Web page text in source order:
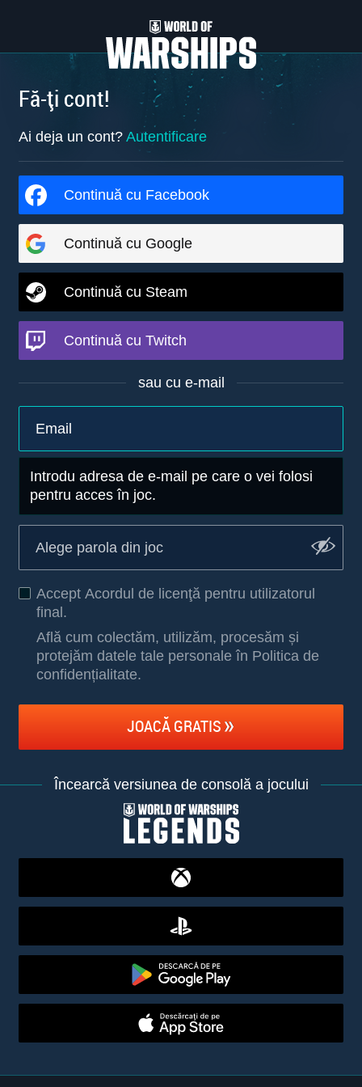
Fă-ți cont!
Ai deja un cont? Autentificare
Continuă cu Facebook
Continuă cu Google
Continuă cu Steam
Continuă cu Twitch
sau cu e-mail
Introdu adresa de e-mail pe care o vei folosi
pentru acces în joc.
Accept Acordul de licenţă pentru utilizatorul
final .
Află cum colectăm, utilizăm, procesăm și
protejăm datele tale personale în Politica de
confidențialitate.
JOACĂ GRATIS
Încearcă versiunea de consolă a jocului